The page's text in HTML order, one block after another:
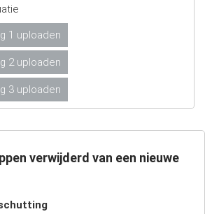
1 uploaden
2 uploaden
3 uploaden
verwijderd van een nieuwe